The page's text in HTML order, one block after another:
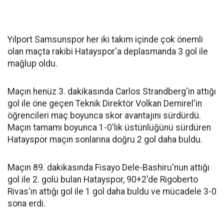
Yılport Samsunspor her iki takım içinde çok önemli
olan maçta rakibi Hatayspor'a deplasmanda 3 gol ile
mağlup oldu.
Maçın henüz 3. dakikasında Carlos Strandberg'in attığı
gol ile öne geçen Teknik Direktör Volkan Demirel'in
öğrencileri maç boyunca skor avantajını sürdürdü.
Maçın tamamı boyunca 1-0'lık üstünlüğünü sürdüren
Hatayspor maçın sonlarına doğru 2 gol daha buldu.
Maçın 89. dakikasında Fisayo Dele-Bashiru'nun attığı
gol ile 2. golü bulan Hatayspor, 90+2'de Rigoberto
Rivas'ın attığı gol ile 1 gol daha buldu ve mücadele 3-0
sona erdi.